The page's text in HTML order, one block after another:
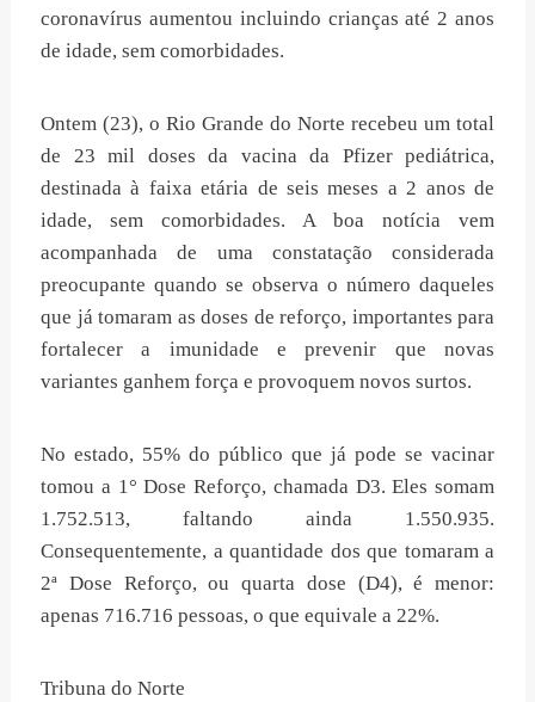
coronavírus aumentou incluindo crianças até 2 anos
de idade, sem comorbidades.
Ontem (23), o Rio Grande do Norte recebeu um total
de 23 mil doses da vacina da Pfizer pediátrica,
destinada à faixa etária de seis meses a 2 anos de
idade, sem comorbidades. A boa notícia vem
acompanhada de uma constatação considerada
preocupante quando se observa o número daqueles
que já tomaram as doses de reforço, importantes para
fortalecer a imunidade e prevenir que novas
variantes ganhem força e provoquem novos surtos.
No estado, 55% do público que já pode se vacinar
tomou a 1° Dose Reforço, chamada D3. Eles somam
1.752.513, faltando ainda 1.550.935.
Consequentemente, a quantidade dos que tomaram a
2ª Dose Reforço, ou quarta dose (D4), é menor:
apenas 716.716 pessoas, o que equivale a 22%.
Tribuna do Norte